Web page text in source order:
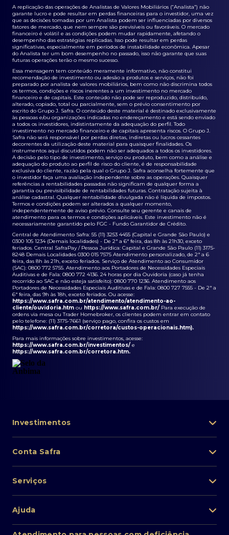
A replicação das operações de Analistas de Valores Mobiliários (“Analista”) não
garante lucro e pode resultar em perdas financeiras para o investidor, uma vez
que as decisões tomadas por um Analista podem ser influenciadas por diversos
fatores de mercado, que nem sempre são previsíveis ou favoráveis. O mercado
financeiro é volátil e as condições podem mudar rapidamente, afetando o
desempenho das estratégias replicadas. Isso pode resultar em perdas
significativas, especialmente em períodos de instabilidade econômica. Apesar
do Analista ter um bom desempenho no passado, isso não garante que suas
futuras operações terão o mesmo sucesso.
Essa mensagem tem conteúdo meramente informativo, não constitui
recomendação de investimento ou adesão a produtos e serviços, não foi
preparado por analista de valores mobiliários, bem como não discrimina todos
os termos, condições e riscos inerentes a um investimento no mercado
financeiro e de capitais. Este conteúdo não pode ser reproduzido, distribuído,
alterado, copiado, total ou parcialmente, sem o prévio consentimento por
escrito do Grupo J. Safra. O conteúdo deste material é destinado exclusivamente
às pessoas e/ou organizações indicadas no endereçamento e está sendo enviado
a todos os investidores, indistintamente da adequação do perfil. Todo
investimento no mercado financeiro e de capitais apresenta riscos. O Grupo J.
Safra não será responsável por perdas diretas, indiretas ou lucros cessantes
decorrentes da utilização deste material para quaisquer finalidades. Os
instrumentos aqui discutidos podem não ser adequados a todos os investidores.
A decisão pelo tipo de investimento, serviço ou produto, bem como a análise e
adequação do produto ao perfil de risco do cliente, é de responsabilidade
exclusiva do cliente, razão pela qual o Grupo J. Safra aconselha fortemente que
o investidor faça uma avaliação independente sobre as operações. Quaisquer
referências a rentabilidades passadas não significam de qualquer forma a
garantia ou previsibilidade de rentabilidades futuras. Contratação sujeita à
análise cadastral. Qualquer rentabilidade divulgada não é líquida de impostos.
Termos e condições podem ser alterados a qualquer momento,
independentemente de aviso prévio. Consulte seu gerente e canais de
atendimento para os termos e condições aplicáveis. Este investimento não é
necessariamente garantido pelo FGC - Fundo Garantidor de Crédito.
Central de Atendimento Safra: 55 (11) 3253 4455 (Capital e Grande São Paulo) e
0300 105 1234 (Demais localidades) - De 2ª a 6ª feira, das 8h às 21h30, exceto
feriados. Central SafraPay / Pessoa Jurídica: Capital e Grande São Paulo (11) 3175-
8248 Demais Localidades 0300 015 7575 Atendimento personalizado, de 2ª a 6
feira, das 8h às 21h, exceto feriados. Serviço de Atendimento ao Consumidor
(SAC): 0800 772 5755. Atendimento aos Portadores de Necessidades Especiais
Auditivas e de Fala: 0800 772 4136. 24 horas por dia Ouvidoria (caso já tenha
recorrido ao SAC e não esteja satisfeito): 0800 770 1236. Atendimento aos
Portadores de Necessidades Especiais Auditivas e de Fala: 0800 727 7555 - De 2ª a
6ª feira, das 9h às 18h, exceto feriados. Ou acesse:
https://www.safra.com.br/atendimento/atendimento-ao-
cliente/ouvidoria.htm ou https://www.safra.com.br/ Para execução de
ordens via mesa ou Trader Homebroker, os clientes podem entrar em contato
pelo telefone: (11) 3175-7661 (serviço pago, confira os custos em
https://www.safra.com.br/corretora/custos-operacionais.htm).
Para mais informações sobre investimentos, acesse:
https://www.safra.com.br/investimentos/ e
https://www.safra.com.br/corretora.htm.
Investimentos
Lista de fundos de investimento
Private Banking
Renda fixa
Conta Safra
Pessoa Física
Cartões
Empréstimos e financiamentos
Serviços
Perda/roubo de celular
Ajuda
Atendimento ao cliente